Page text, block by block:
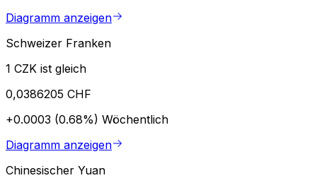
Diagramm anzeigen
Schweizer Franken
1 CZK ist gleich
0,0386205 CHF
+0.0003 (0.68%) Wöchentlich
Diagramm anzeigen
Chinesischer Yuan